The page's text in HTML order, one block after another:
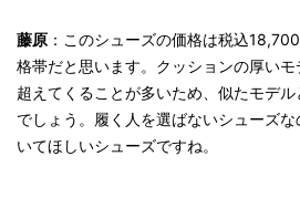
藤原 ：このシューズの価格は税込
格帯だと思います。クッションの厚い
超えてくることが多いため、似たモデ
でしょう。履く人を選ばないシューズ
いてほしいシューズですね。